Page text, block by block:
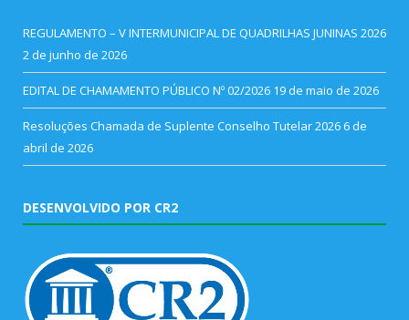
REGULAMENTO – V INTERMUNICIPAL DE QUADRILHAS JUNINAS 2026
2 de junho de 2026
EDITAL DE CHAMAMENTO PÚBLICO Nº 02/2026 19 de maio de 2026
Resoluções Chamada de Suplente Conselho Tutelar 2026 6 de
abril de 2026
DESENVOLVIDO POR CR2